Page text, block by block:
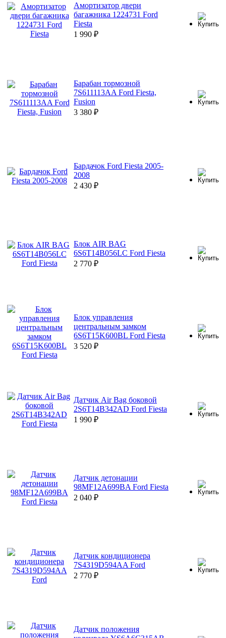
Амортизатор двери
багажника 1224731 Ford
Fiesta
1 990 ₽
Барабан тормозной
7S611113AA Ford Fiesta,
Fusion
3 380 ₽
Бардачок Ford Fiesta 2005-
2008
2 430 ₽
Блок AIR BAG
6S6T14B056LC Ford Fiesta
2 770 ₽
Блок управления
центральным замком
6S6T15K600BL Ford Fiesta
3 520 ₽
Датчик Air Bag боковой
2S6T14B342AD Ford Fiesta
1 990 ₽
Датчик детонации
98MF12A699BA Ford Fiesta
2 040 ₽
Датчик кондиционера
7S4319D594AA Ford
2 770 ₽
Датчик положения